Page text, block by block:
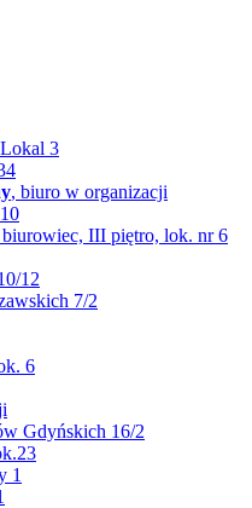
3
, biuro w organizacji
biurowiec, III piętro, lok. nr 6
12
7/2
6
Gdyńskich 16/2
1